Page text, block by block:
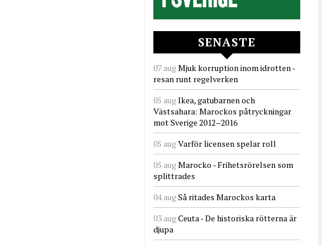
SENASTE
07 augMjuk korruption inom idrotten -
resan runt regelverken
05 augIkea, gatubarnen och
Västsahara: Marockos påtryckningar
mot Sverige 2012–2016
05 augVarför licensen spelar roll
05 augMarocko - Frihetsrörelsen som
splittrades
04 augSå ritades Marockos karta
03 augCeuta - De historiska rötterna är
djupa